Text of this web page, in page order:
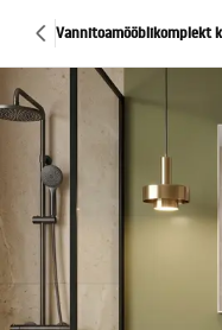
Vannitoamööblikomplekt